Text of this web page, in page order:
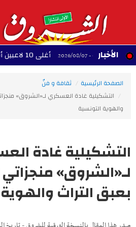
الأخبار 00:10 - 2026/08/07 أغلى 10 لاعبين أفارقة عبر التاريخ
الصفحة الرئيسية
ثقافة و فنّ
التشكيلية غادة العسكري لـ«الشروق»
والهوية التونسية
التشكيلية غادة
لـ«الشروق»
بعبق التراث